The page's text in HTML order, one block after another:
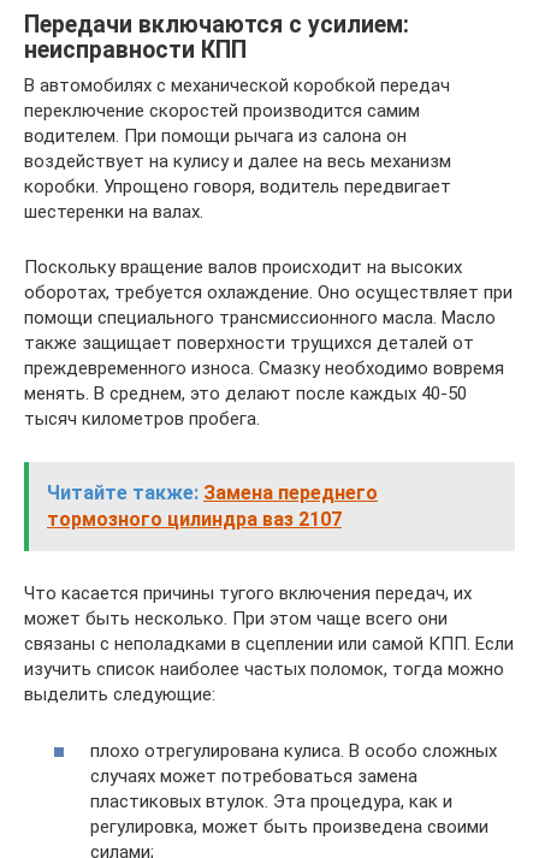
Передачи включаются с усилием:
неисправности КПП
В автомобилях с механической коробкой передач
переключение скоростей производится самим
водителем. При помощи рычага из салона он
воздействует на кулису и далее на весь механизм
коробки. Упрощено говоря, водитель передвигает
шестеренки на валах.
Поскольку вращение валов происходит на высоких
оборотах, требуется охлаждение. Оно осуществляет при
помощи специального трансмиссионного масла. Масло
также защищает поверхности трущихся деталей от
преждевременного износа. Смазку необходимо вовремя
менять. В среднем, это делают после каждых 40-50
тысяч километров пробега.
Читайте также: Замена переднего
тормозного цилиндра ваз 2107
Что касается причины тугого включения передач, их
может быть несколько. При этом чаще всего они
связаны с неполадками в сцеплении или самой КПП. Если
изучить список наиболее частых поломок, тогда можно
выделить следующие:
плохо отрегулирована кулиса. В особо сложных
случаях может потребоваться замена
пластиковых втулок. Эта процедура, как и
регулировка, может быть произведена своими
силами;